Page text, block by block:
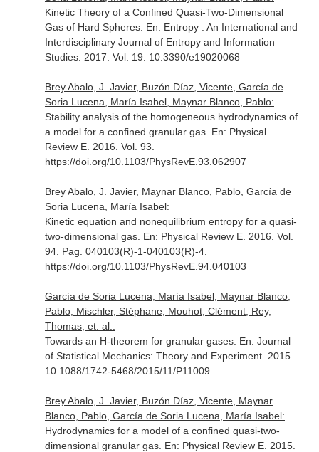
Kinetic Theory of a Confined Quasi-Two-Dimensional
Gas of Hard Spheres. En: Entropy : An International and
Interdisciplinary Journal of Entropy and Information
Studies. 2017. Vol. 19. 10.3390/e19020068
Brey Abalo, J. Javier, Buzón Díaz, Vicente, García de
Soria Lucena, María Isabel, Maynar Blanco, Pablo:
Stability analysis of the homogeneous hydrodynamics of
a model for a confined granular gas. En: Physical
Review E. 2016. Vol. 93.
https://doi.org/10.1103/PhysRevE.93.062907
Brey Abalo, J. Javier, Maynar Blanco, Pablo, García de
Soria Lucena, María Isabel:
Kinetic equation and nonequilibrium entropy for a quasi-
two-dimensional gas. En: Physical Review E. 2016. Vol.
94. Pag. 040103(R)-1-040103(R)-4.
https://doi.org/10.1103/PhysRevE.94.040103
García de Soria Lucena, María Isabel, Maynar Blanco,
Pablo, Mischler, Stéphane, Mouhot, Clément, Rey,
Thomas, et. al.:
Towards an H-theorem for granular gases. En: Journal
of Statistical Mechanics: Theory and Experiment. 2015.
10.1088/1742-5468/2015/11/P11009
Brey Abalo, J. Javier, Buzón Díaz, Vicente, Maynar
Blanco, Pablo, García de Soria Lucena, María Isabel:
Hydrodynamics for a model of a confined quasi-two-
dimensional granular gas. En: Physical Review E. 2015.